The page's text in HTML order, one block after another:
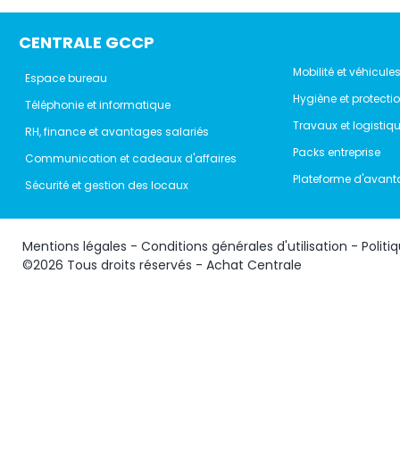
CENTRALE GCCP
Espace bureau
Téléphonie et informatique
RH, finance et avantages salariés
Communication et cadeaux d'affaires
Sécurité et gestion des locaux
Mobilité et véhicules
Hygiène et
Travaux et
Packs entreprise
Plateforme
Mentions légales - Conditions générales d'utilisation -
©2026 Tous droits réservés - Achat Centrale